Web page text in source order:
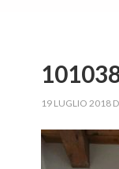
19 LUGLIO 2018